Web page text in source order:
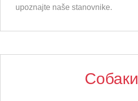
upoznajte naše stanovnike.
Собаки